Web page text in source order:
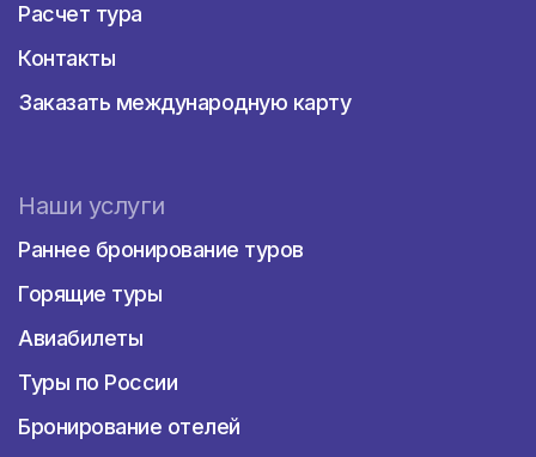
Расчет тура
Контакты
Заказать международную карту
Наши услуги
Раннее бронирование туров
Горящие туры
Авиабилеты
Туры по России
Бронирование отелей